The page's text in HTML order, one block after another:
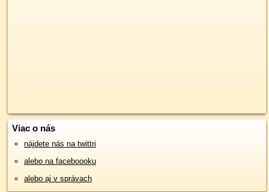
Viac o nás
nájdete nás na twittri
alebo na faceboooku
alebo aj v správach